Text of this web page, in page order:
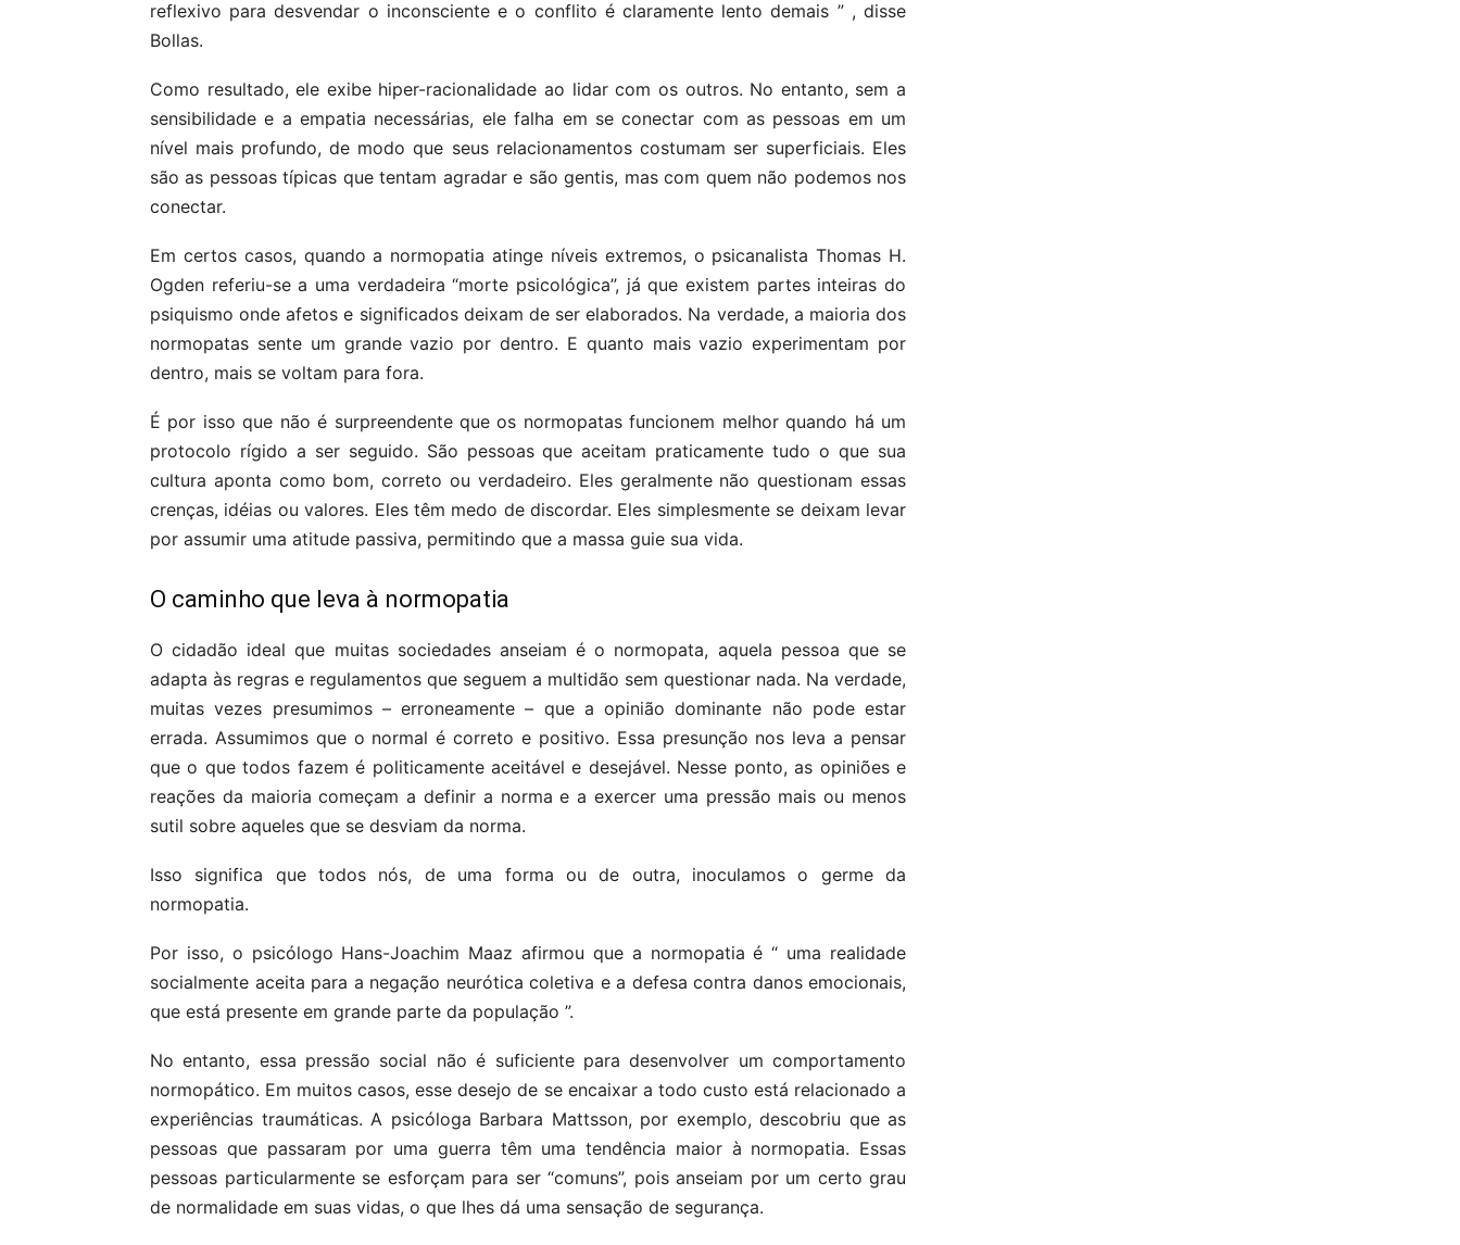
reflexivo para desvendar o inconsciente e o conflito é claramente lento demais ” , disse
Bollas.
Como resultado, ele exibe hiper-racionalidade ao lidar com os outros. No entanto, sem a
sensibilidade e a empatia necessárias, ele falha em se conectar com as pessoas em um
nível mais profundo, de modo que seus relacionamentos costumam ser superficiais. Eles
são as pessoas típicas que tentam agradar e são gentis, mas com quem não podemos nos
conectar.
Em certos casos, quando a normopatia atinge níveis extremos, o psicanalista Thomas H.
Ogden referiu-se a uma verdadeira “morte psicológica”, já que existem partes inteiras do
psiquismo onde afetos e significados deixam de ser elaborados. Na verdade, a maioria dos
normopatas sente um grande vazio por dentro. E quanto mais vazio experimentam por
dentro, mais se voltam para fora.
É por isso que não é surpreendente que os normopatas funcionem melhor quando há um
protocolo rígido a ser seguido. São pessoas que aceitam praticamente tudo o que sua
cultura aponta como bom, correto ou verdadeiro. Eles geralmente não questionam essas
crenças, idéias ou valores. Eles têm medo de discordar. Eles simplesmente se deixam levar
por assumir uma atitude passiva, permitindo que a massa guie sua vida.
O caminho que leva à normopatia
O cidadão ideal que muitas sociedades anseiam é o normopata, aquela pessoa que se
adapta às regras e regulamentos que seguem a multidão sem questionar nada. Na verdade,
muitas vezes presumimos – erroneamente – que a opinião dominante não pode estar
errada. Assumimos que o normal é correto e positivo. Essa presunção nos leva a pensar
que o que todos fazem é politicamente aceitável e desejável. Nesse ponto, as opiniões e
reações da maioria começam a definir a norma e a exercer uma pressão mais ou menos
sutil sobre aqueles que se desviam da norma.
Isso significa que todos nós, de uma forma ou de outra, inoculamos o germe da
normopatia.
Por isso, o psicólogo Hans-Joachim Maaz afirmou que a normopatia é “ uma realidade
socialmente aceita para a negação neurótica coletiva e a defesa contra danos emocionais,
que está presente em grande parte da população ”.
No entanto, essa pressão social não é suficiente para desenvolver um comportamento
normopático. Em muitos casos, esse desejo de se encaixar a todo custo está relacionado a
experiências traumáticas. A psicóloga Barbara Mattsson, por exemplo, descobriu que as
pessoas que passaram por uma guerra têm uma tendência maior à normopatia. Essas
pessoas particularmente se esforçam para ser “comuns”, pois anseiam por um certo grau
de normalidade em suas vidas, o que lhes dá uma sensação de segurança.